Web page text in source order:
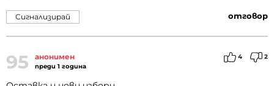
отговор
Сигнализирай
95 анонимен
преди 1 година
4 2